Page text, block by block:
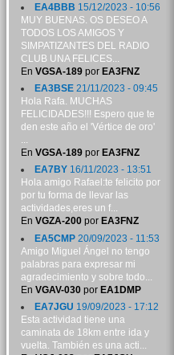
EA4BBB 15/12/2023 - 10:56
MUY BUENAS. OS DESEO A
TODOS LOS AMIGOS Y
SIMPATIZANTES DEL RADIO
CLUB UNA FELICES...
En VGSA-189por EA3FNZ
EA3BSE21/11/2023 - 09:45
Hola Rafa. MUCHAS
FELICIDADES!!! Espero que te
den este año el 'Vértice de oro'
...
En VGSA-189por EA3FNZ
EA7BY16/11/2023 - 13:51
Hola amigo Rafael:te felicito por
por tu forma de llevar las
actividades,eres un f...
En VGZA-200por EA3FNZ
EA5CMP20/09/2023 - 11:53
Amigo Miguel Ángel no tengo
palabras para expresar mi
agradecimiento y sobre todo...
En VGAV-030por EA1DMP
EA7JGU 19/09/2023 - 17:12
Esta actividad tiene una
caminata de 18km entre ida y
vuelta. También es una acti...